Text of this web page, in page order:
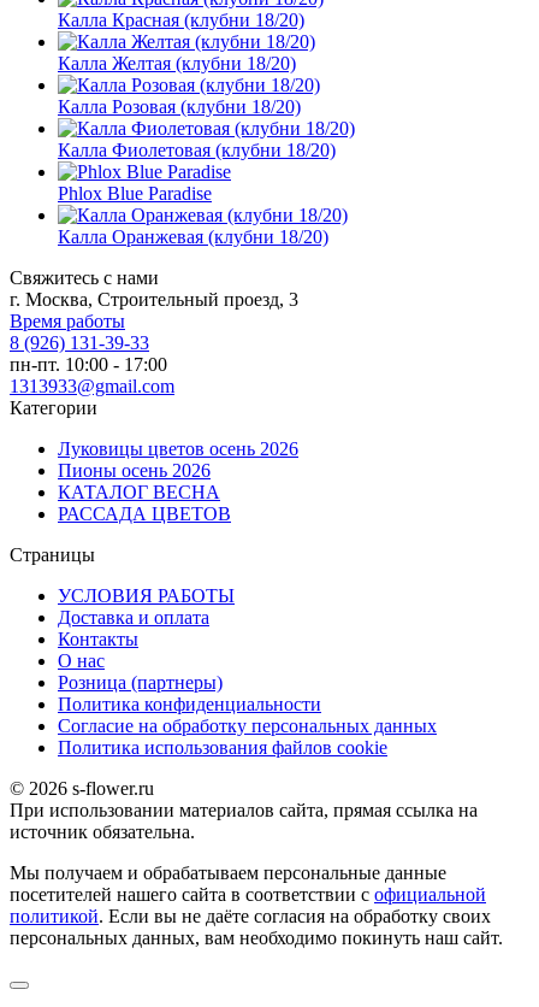
Калла Красная (клубни 18/20)
Калла Желтая (клубни 18/20)
Калла Розовая (клубни 18/20)
Калла Фиолетовая (клубни 18/20)
Phlox Blue Paradise
Калла Оранжевая (клубни 18/20)
Свяжитесь с нами
г. Москва, Строительный проезд, 3
Время работы
8 (926) 131-39-33
пн-пт. 10:00 - 17:00
1313933@gmail.com
Категории
Луковицы цветов осень 2026
Пионы осень 2026
КАТАЛОГ ВЕСНА
РАССАДА ЦВЕТОВ
Страницы
УСЛОВИЯ РАБОТЫ
Доставка и оплата
Контакты
О наc
Розница (партнеры)
Политика конфиденциальности
Согласие на обработку персональных данных
Политика использования файлов сookie
© 2026 s-flower.ru
При использовании материалов сайта, прямая ссылка на
источник обязательна.
Мы получаем и обрабатываем персональные данные
посетителей нашего сайта в соответствии с официальной
политикой. Если вы не даёте согласия на обработку своих
персональных данных, вам необходимо покинуть наш сайт.